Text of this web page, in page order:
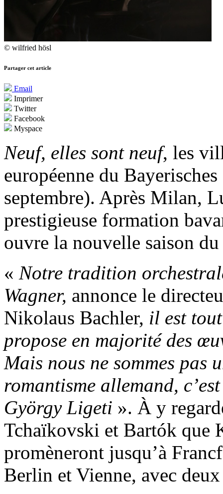
© wilfried hösl
Partager cet article
Email
Imprimer
Twitter
Facebook
Myspace
Neuf, elles sont neuf, les
européenne du
septembre). Après Milan,
prestigieuse formation
ouvre la nouvelle saison
« Notre tradition
Wagner, annonce le
Nikolaus Bachler, il est
propose en majorité des
Mais nous ne sommes pas
romantisme allemand,
György Ligeti ». À y
Tchaïkovski et Bartók que
promèneront jusqu’à
Berlin et Vienne, avec